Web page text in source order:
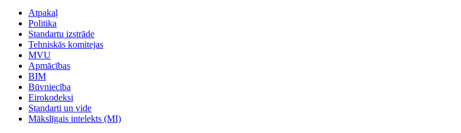
Atpakaļ
Politika
Standartu izstrāde
Tehniskās komitejas
MVU
Apmācības
BIM
Būvniecība
Eirokodeksi
Standarti un vide
Mākslīgais intelekts (MI)